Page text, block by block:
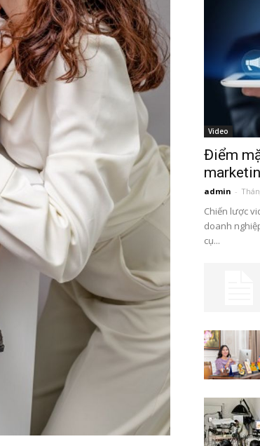
Video
Điểm
admin -
Chiến lược
doanh
cụ...